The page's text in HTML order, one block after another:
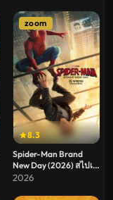
8.3
zoom
Spider-Man Brand
New Day (2026) สไปเด
อร์แมน แบรนด์ นิว เดย์
2026